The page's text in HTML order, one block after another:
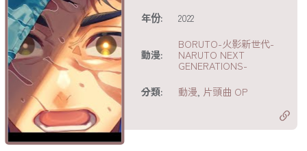
年份:
2022
動漫:
BORUTO-火影新世代-
NARUTO NEXT
GENERATIONS-
分類:
動漫 片頭曲 OP
分享至
享至 X
分享至
製鏈結